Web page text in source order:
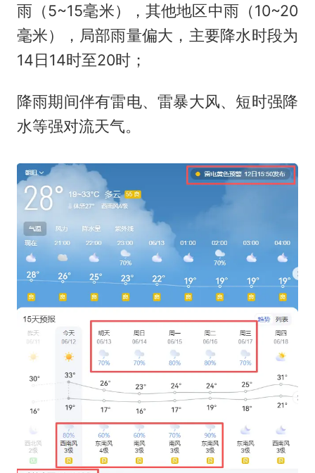
雨（5~15毫米），其他地区中雨（10~20
毫米），局部雨量偏大，主要降水时段为
14日14时至20时；
降雨期间伴有雷电、雷暴大风、短时强降
水等强对流天气。